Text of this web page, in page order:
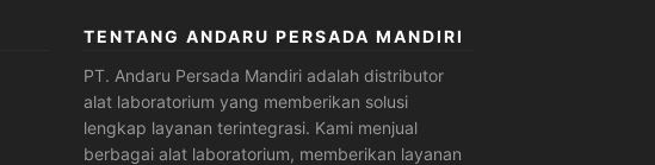
TENTANG ANDARU PERSADA MANDIRI
PT. Andaru Persada Mandiri adalahdistributor
alat laboratorium yang memberikan solusi
lengkap layanan terintegrasi. Kami menjual
berbagai alat laboratorium, memberikan layanan